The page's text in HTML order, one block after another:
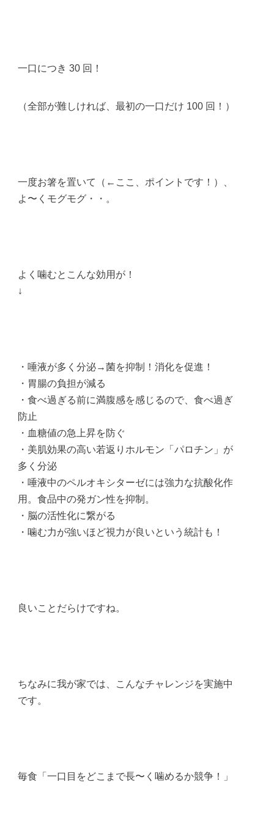
一口につき 30 回！
（全部が難しければ、最初の一口だけ 100 回！）
一度お箸を置いて（←ここ、ポイントです！）、
よ〜くモグモグ・・。
よく噛むとこんな効用が！
↓
・唾液が多く分泌→菌を抑制！消化を促進！
・胃腸の負担が減る
・食べ過ぎる前に満腹感を感じるので、食べ過ぎ
防止
・血糖値の急上昇を防ぐ
・美肌効果の高い若返りホルモン「パロチン」が
多く分泌
・唾液中のペルオキシターゼには強力な抗酸化作
用。食品中の発ガン性を抑制。
・脳の活性化に繋がる
・噛む力が強いほど視力が良いという統計も！
良いことだらけですね。
ちなみに我が家では、こんなチャレンジを実施中
です。
毎食「一口目をどこまで長〜く噛めるか競争！」